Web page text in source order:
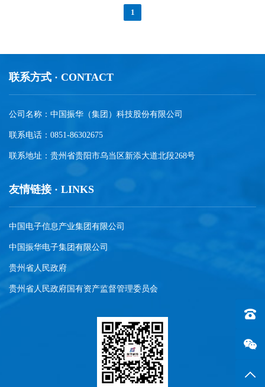
1
联系方式 · CONTACT
公司名称：中国振华（集团）科技股份有限公司
联系电话：0851-86302675
联系地址：贵州省贵阳市乌当区新添大道北段268号
友情链接 · LINKS
中国电子信息产业集团有限公司
中国振华电子集团有限公司
贵州省人民政府
贵州省人民政府国有资产监督管理委员会
联系
返回